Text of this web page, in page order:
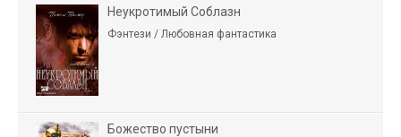
Неукротимый Соблазн
Фэнтези / Любовная фантастика
Божество пустыни